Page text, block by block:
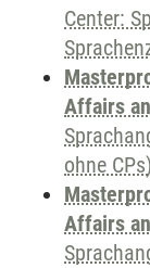
Center:
Affairs
ohne CPs)
Affairs